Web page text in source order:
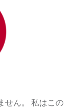
せん。 私はこの